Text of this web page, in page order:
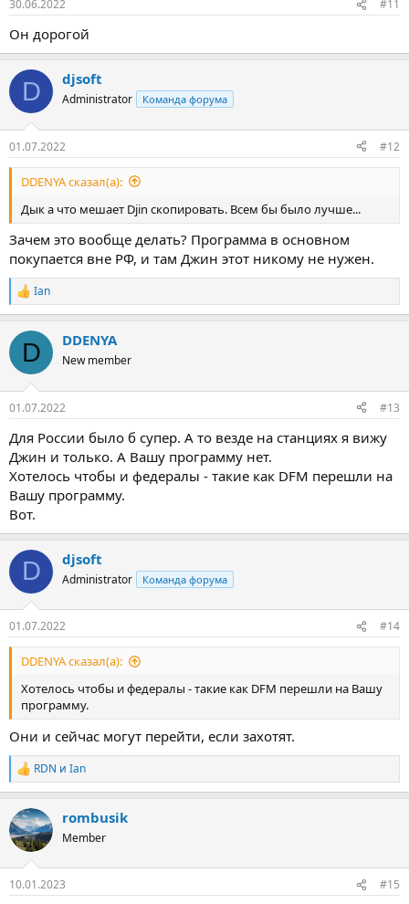
30.06.2022 #11
Он дорогой
D djsoft
Administrator Команда форума
01.07.2022 #12
DDENYA сказал(а):
Дык а что мешает Djin скопировать. Всем бы было лучше...
Зачем это вообще делать? Программа в основном
покупается вне РФ, и там Джин этот никому не нужен.
Р
е
к
и
Ian
D DDENYA
New member
01.07.2022 #13
Для России было б супер. А то везде на станциях я вижу
Джин и только. А Вашу программу нет.
Хотелось чтобы и федералы - такие как DFM перешли на
Вашу программу.
Вот.
D djsoft
Administrator Команда форума
01.07.2022 #14
DDENYA сказал(а):
Хотелось чтобы и федералы - такие как DFM перешли на Вашу
программу.
Они и сейчас могут перейти, если захотят.
Р
е
к
ц
и
RDN и Ian
rombusik
Member
10.01.2023 #15